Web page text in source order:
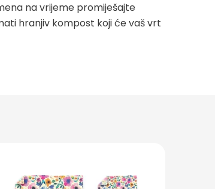
na vrijeme promiješajte
hranjiv kompost koji će vaš vrt